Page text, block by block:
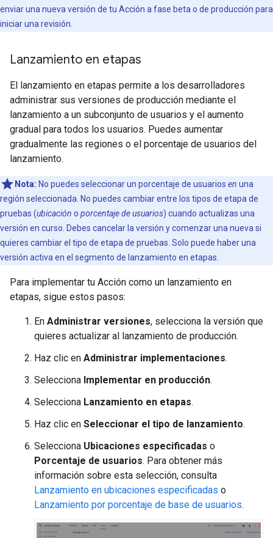
enviar una nueva versión de tu Acción a fase beta o de producción para
iniciar una revisión.
Lanzamiento en etapas
El lanzamiento en etapas permite a los desarrolladores
administrar sus versiones de producción mediante el
lanzamiento a un subconjunto de usuarios y el aumento
gradual para todos los usuarios. Puedes aumentar
gradualmente las regiones o el porcentaje de usuarios del
lanzamiento.
Nota: No puedes seleccionar un porcentaje de usuarios en una
región seleccionada. No puedes cambiar entre los tipos de etapa de
pruebas (ubicación o porcentaje de usuarios) cuando actualizas una
versión en curso. Debes cancelar la versión y comenzar una nueva si
quieres cambiar el tipo de etapa de pruebas. Solo puede haber una
versión activa en el segmento de lanzamiento en etapas.
Para implementar tu Acción como un lanzamiento en
etapas, sigue estos pasos:
En Administrar versiones, selecciona la versión que
quieres actualizar al lanzamiento de producción.
Haz clic en Administrar implementaciones.
Selecciona Implementar en producción.
Selecciona Lanzamiento en etapas.
Haz clic en Seleccionar el tipo de lanzamiento.
Selecciona Ubicaciones especificadas o
Porcentaje de usuarios. Para obtener más
información sobre esta selección, consulta
Lanzamiento en ubicaciones especificadas o
Lanzamiento por porcentaje de base de usuarios.